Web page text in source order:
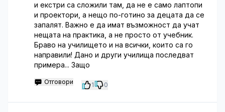
и екстри са сложили там, да не е само лаптопи
и проектори, а нещо по-готино за децата да се
запалят. Важно е да имат възможност да учат
нещата на практика, а не просто от учебник.
Браво на училището и на всички, които са го
направили! Дано и други училища последват
примера... Защо
Отговори 1 0